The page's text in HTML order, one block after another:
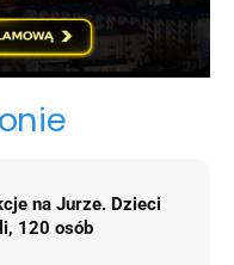
na Jurze. Dzieci
120 osób